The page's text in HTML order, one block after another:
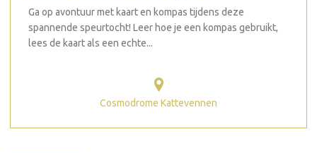
Ga op avontuur met kaart en kompas tijdens deze
spannende speurtocht! Leer hoe je een kompas gebruikt,
lees de kaart als een echte...
Cosmodrome Kattevennen